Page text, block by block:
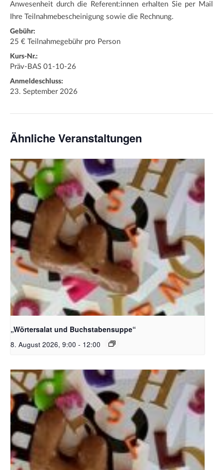
Anwesenheit durch die Referent:innen erhalten Sie per Mail
Ihre Teilnahmebescheinigung sowie die Rechnung.
Gebühr:
25 € Teilnahmegebühr pro Person
Kurs-Nr.:
Präv-BAS 01-10-26
Anmeldeschluss:
23. September 2026
Ähnliche Veranstaltungen
Bildquelle_ Pixabay Free_Christoph Meinersmann
„Wörtersalat und Buchstabensuppe“
8. August 2026, 9:00 - 12:00